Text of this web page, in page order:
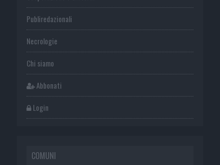
Publiredazionali
Necrologie
Chi siamo
Abbonati
Login
COMUNI